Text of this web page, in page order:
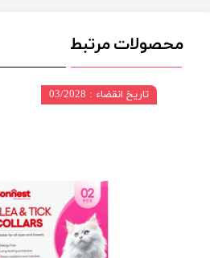
محصولات مرتبط
تاریخ انقضاء : 03/2028